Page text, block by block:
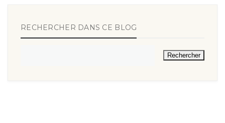
RECHERCHER DANS CE BLOG